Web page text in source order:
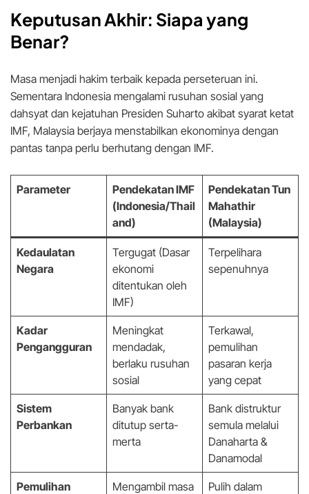
Keputusan Akhir: Siapa yang
Benar?
Masa menjadi hakim terbaik kepada perseteruan ini.
Sementara Indonesia mengalami rusuhan sosial yang
dahsyat dan kejatuhan Presiden Suharto akibat syarat ketat
IMF, Malaysia berjaya menstabilkan ekonominya dengan
pantas tanpa perlu berhutang dengan IMF.
Parameter
Pendekatan IMF
(Indonesia/Thail
and)
Pendekatan Tun
Mahathir
(Malaysia)
Kedaulatan
Negara
Tergugat (Dasar
ekonomi
ditentukan oleh
IMF)
Terpelihara
sepenuhnya
Kadar
Pengangguran
Meningkat
mendadak,
berlaku rusuhan
sosial
Terkawal,
pemulihan
pasaran kerja
yang cepat
Sistem
Perbankan
Banyak bank
ditutup serta-
merta
Bank distruktur
semula melalui
Danaharta &
Danamodal
Pemulihan
Mengambil masa
Pulih dalam